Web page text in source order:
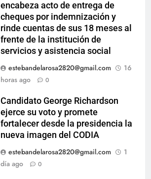
encabeza acto de entrega de
cheques por indemnización y
rinde cuentas de sus 18 meses al
frente de la institución de
servicios y asistencia social
estebandelarosa2820@gmail.com
16
horas ago
0
Candidato George Richardson
ejerce su voto y promete
fortalecer desde la presidencia la
nueva imagen del CODIA
estebandelarosa2820@gmail.com
1
día ago
0